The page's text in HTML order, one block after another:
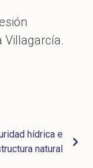
Villagarcía.
hídrica e
natural